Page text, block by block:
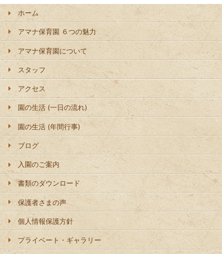
ホーム
アマナ保育園 ６つの魅力
アマナ保育園について
スタッフ
アクセス
園の生活 (一日の流れ)
園の生活 (年間行事)
ブログ
入園のご案内
書類のダウンロード
保護者さまの声
個人情報保護方針
プライベート・ギャラリー